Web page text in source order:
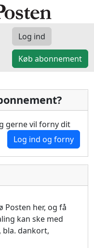
Log ind
Køb abonnement
gerne vil forny dit
Log ind og forny
Posten her, og få
kan ske med
dankort,